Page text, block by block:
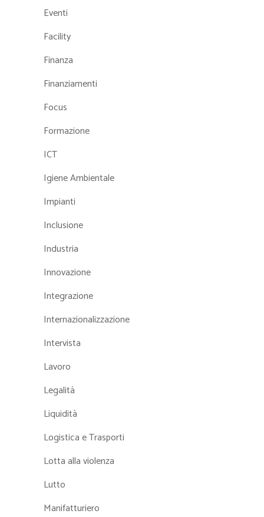
Eventi
Facility
Finanza
Finanziamenti
Focus
Formazione
ICT
Igiene Ambientale
Impianti
Inclusione
Industria
Innovazione
Integrazione
Internazionalizzazione
Intervista
Lavoro
Legalità
Liquidità
Logistica e Trasporti
Lotta alla violenza
Lutto
Manifatturiero